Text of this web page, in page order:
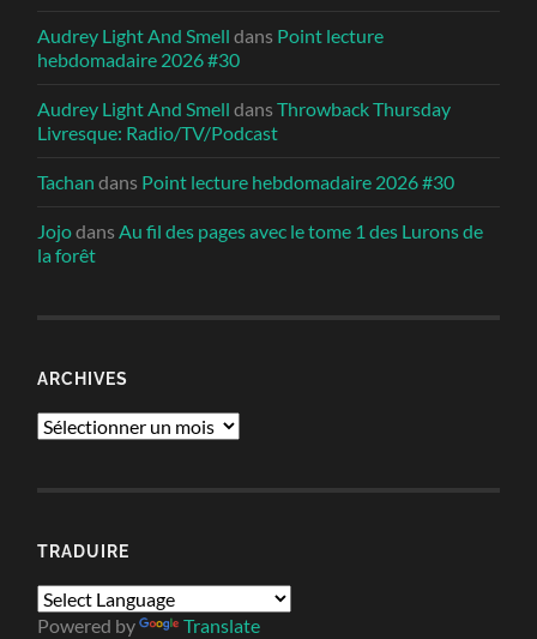
Audrey Light And Smell dans Point lecture
hebdomadaire 2026 #30
Audrey Light And Smell dansThrowback Thursday
Livresque: Radio/TV/Podcast
Tachan dans Point lecture hebdomadaire 2026 #30
JojodansAu fil des pages avec le tome 1 des Lurons de
la forêt
ARCHIVES
Archives
TRADUIRE
Powered by Translate